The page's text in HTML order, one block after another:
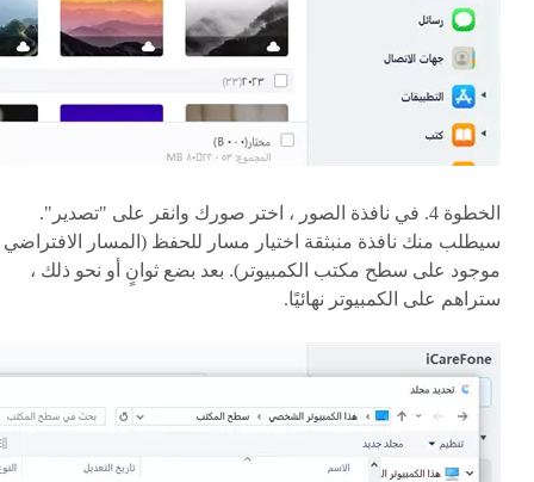
الخطوة 4. في نافذة الصور ، اختر صورك وانقر على "تصدير".
سيطلب منك نافذة منبثقة اختيار مسار للحفظ (المسار الافتراضي
موجود على سطح مكتب الكمبيوتر). بعد بضع ثوانٍ أو نحو ذلك ،
ستراهم على الكمبيوتر نهائيًا.